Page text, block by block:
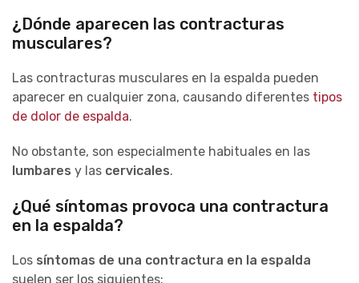
¿Dónde aparecen las contracturas
musculares?
Las contracturas musculares en la espalda pueden
aparecer en cualquier zona, causando diferentes tipos
de dolor de espalda.
No obstante, son especialmente habituales en las
lumbares y las cervicales.
¿Qué síntomas provoca una contractura
en la espalda?
Los síntomas de una contractura en la espalda
suelen ser los siguientes: